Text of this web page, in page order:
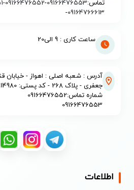
تماس:09166476553
-
09166476552
-
09164766613
-
ساعت کاری : 9 الی20
آدرس : شعبه اصلی : اهواز - خیابان
جعفری - پلاک 268 - کد پستی: 6194914980
شماره تماس:09166476552
09166476553
اطلاعات